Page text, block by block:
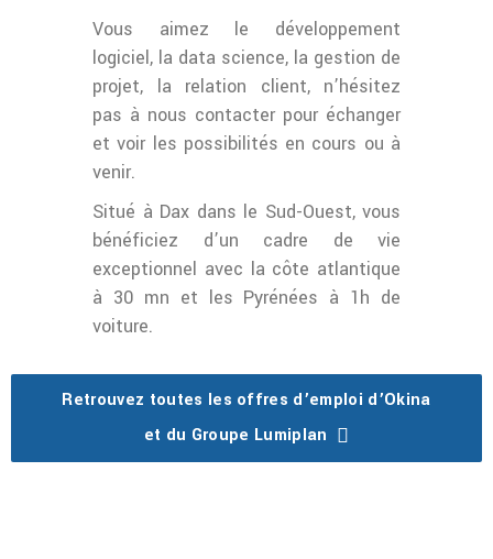
Vous aimez le développement
logiciel, la data science, la gestion de
projet, la relation client, n’hésitez
pas à nous contacter pour échanger
et voir les possibilités en cours ou à
venir.
Situé à Dax dans le Sud-Ouest, vous
bénéficiez d’un cadre de vie
exceptionnel avec la côte atlantique
à 30 mn et les Pyrénées à 1h de
voiture.
Retrouvez toutes les offres d’emploi d’Okina
et du Groupe Lumiplan